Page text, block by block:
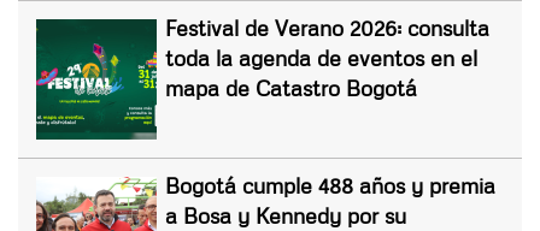
Festival de Verano 2026: consulta
toda la agenda de eventos en el
mapa de Catastro Bogotá
Bogotá cumple 488 años y premia
a Bosa y Kennedy por su